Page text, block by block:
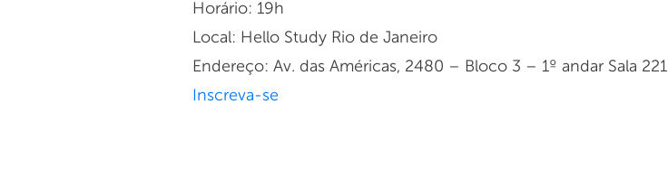
Horário: 19h
Local: Hello Study Rio de Janeiro
Endereço: Av. das Américas, 2480 – Bloco 3 – 1º andar Sala 221
Inscreva-se